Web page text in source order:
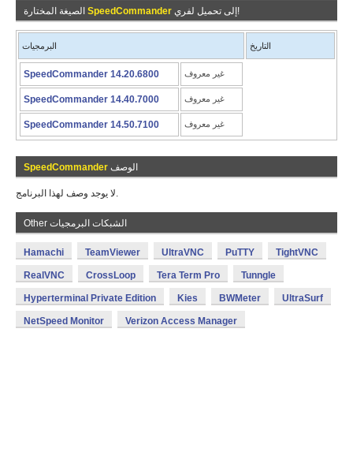
SpeedCommander إلى تحميل لفري!
البرمجيات التاريخ
SpeedCommander 14.20.6800 غير معروف
SpeedCommander 14.40.7000 غير معروف
SpeedCommander 14.50.7100 غير معروف
SpeedCommander الوصف
لا يوجد وصف لهذا البرنامج.
Other الشبكات البرمجيات
Hamachi TeamViewer UltraVNC PuTTY TightVNC
RealVNC CrossLoop Tera Term Pro Tunngle
Hyperterminal Private Edition Kies BWMeter UltraSurf
NetSpeed Monitor Verizon Access Manager